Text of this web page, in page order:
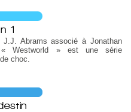
1
J.J. Abrams associé à Jonathan
Westworld » est une série
choc.